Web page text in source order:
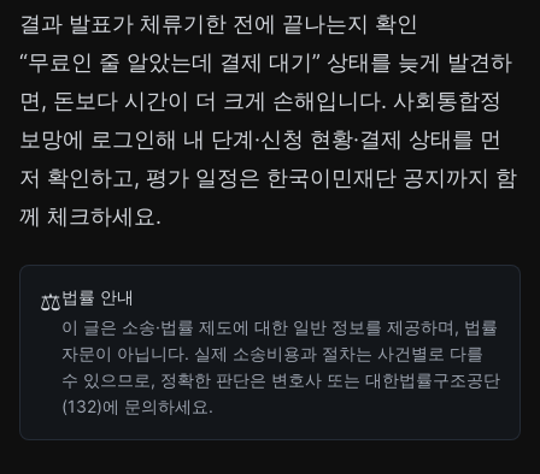
결과 발표가 체류기한 전에 끝나는지 확인
“무료인 줄 알았는데 결제 대기” 상태를 늦게 발견하
면, 돈보다 시간이 더 크게 손해입니다. 사회통합정
보망에 로그인해 내 단계·신청 현황·결제 상태를 먼
저 확인하고, 평가 일정은 한국이민재단 공지까지 함
께 체크하세요.
⚖️법률 안내
이 글은 소송·법률 제도에 대한 일반 정보를 제공하며, 법률
자문이 아닙니다. 실제 소송비용과 절차는 사건별로 다를
수 있으므로, 정확한 판단은 변호사 또는 대한법률구조공단
(132)에 문의하세요.